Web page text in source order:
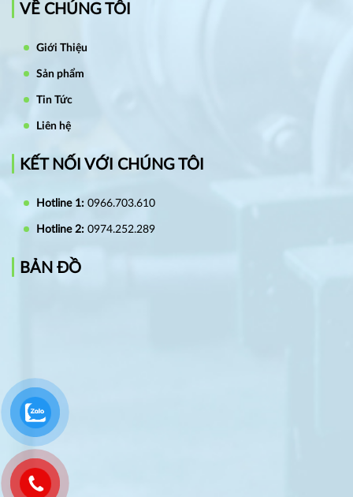
VỀ CHÚNG TÔI
Giới Thiệu
Sản phẩm
Tin Tức
Liên hệ
KẾT NỐI VỚI CHÚNG TÔI
Hotline 1: 0966.703.610
Hotline 2: 0974.252.289
BẢN ĐỒ